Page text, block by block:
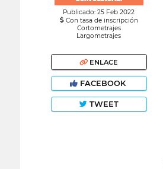
Publicado: 25 Feb 2022
Con tasa de inscripción
Cortometrajes
Largometrajes
ENLACE
FACEBOOK
TWEET